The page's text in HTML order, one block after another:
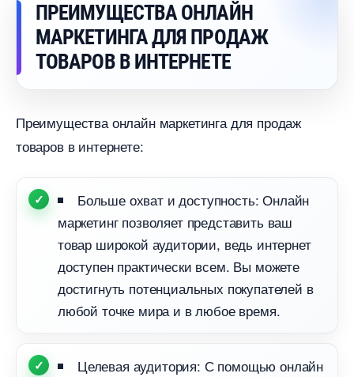
ПРЕИМУЩЕСТВА ОНЛАЙН
МАРКЕТИНГА ДЛЯ ПРОДАЖ
ТОВАРОВ В ИНТЕРНЕТЕ
Преимущества онлайн маркетинга для продаж
товаров в интернете:
Больше охват и доступность: Онлайн
маркетинг позволяет представить ваш
товар широкой аудитории, ведь интернет
доступен практически всем. Вы можете
достигнуть потенциальных покупателей
любой точке мира и в любое время.
Целевая аудитория: С помощью онлайн